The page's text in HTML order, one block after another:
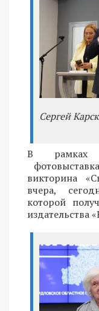
Сергей
В рамках
викторина
вчера,
которой
издательства